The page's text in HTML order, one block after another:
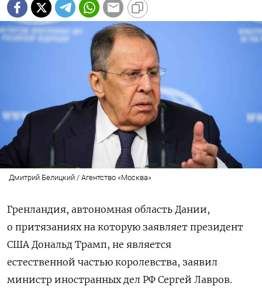
Дмитрий Белицкий / Агентство «Москва»
Гренландия, автономная область Дании,
о притязаниях на которую заявляет президент
США Дональд Трамп, не является
естественной частью королевства, заявил
министр иностранных дел РФ Сергей Лавров.